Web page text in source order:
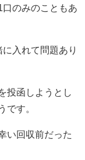
のみのこともあ
入れて問題あり
投函しようとし
です。
い回収前だった